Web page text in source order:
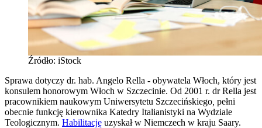
Źródło: iStock
Sprawa dotyczy dr. hab. Angelo Rella - obywatela Włoch, który jest
konsulem honorowym Włoch w Szczecinie. Od 2001 r. dr Rella jest
pracownikiem naukowym Uniwersytetu Szczecińskiego pełni
obecnie funkcję kierownika Katedry Italianistyki na Wydziale
Teologicznym. Habilitację uzyskał w Niemczech w kraju Saary.